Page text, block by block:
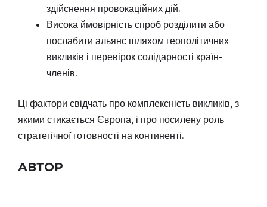
здійснення провокаційних дій.
Висока ймовірність спроб розділити або
послабити альянс шляхом геополітичних
викликів і перевірок солідарності країн-
членів.
Ці фактори свідчать про комплексність викликів, з
якими стикається Європа, і про посилену роль
стратегічної готовності на континенті.
АВТОР